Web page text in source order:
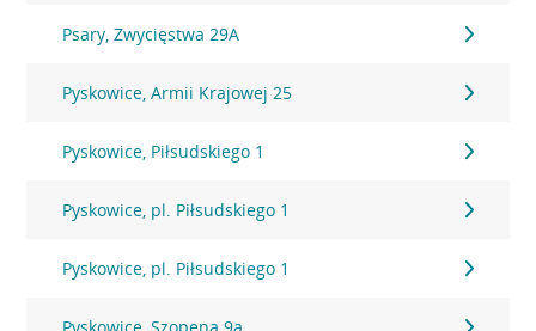
Psary, Zwycięstwa 29A
Pyskowice, Armii Krajowej 25
Pyskowice, Piłsudskiego 1
Pyskowice, pl. Piłsudskiego 1
Pyskowice, pl. Piłsudskiego 1